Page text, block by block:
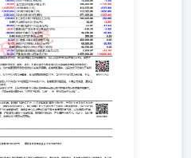
中的任何意见或建议是否符合其特定
我公司所有，未经书面许可，任何机
式翻版、复制和发布。如引用、刊
研究瑞达期货股份有限公司研究
行有悖原意的引用、删节和修改。